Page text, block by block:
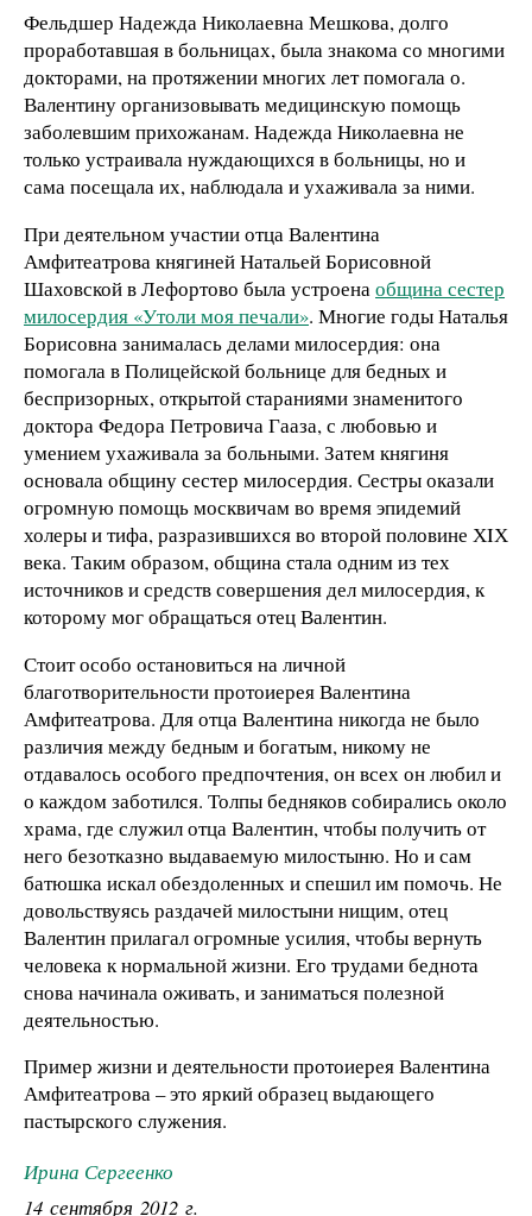
Фельдшер Надежда Николаевна Мешкова, долго
проработавшая в больницах, была знакома со многими
докторами, на протяжении многих лет помогала о.
Валентину организовывать медицинскую помощь
заболевшим прихожанам. Надежда Николаевна не
только устраивала нуждающихся в больницы, но и
сама посещала их, наблюдала и ухаживала за ними.
При деятельном участии отца Валентина
Амфитеатрова княгиней Натальей Борисовной
Шаховской в Лефортово была устроенаобщина сестер
милосердия «Утоли моя печали». Многие годы Наталья
Борисовна занималась делами милосердия: она
помогала в Полицейской больнице для бедных и
беспризорных, открытой стараниями знаменитого
доктора Федора Петровича Гааза, с любовью и
умением ухаживала за больными. Затем княгиня
основала общину сестер милосердия. Сестры оказали
огромную помощь москвичам во время эпидемий
холеры и тифа, разразившихся во второй половине ХIХ
века. Таким образом, община стала одним из тех
источников и средств совершения дел милосердия, к
которому мог обращаться отец Валентин.
Стоит особо остановиться на личной
благотворительности протоиерея Валентина
Амфитеатрова. Для отца Валентина никогда не было
различия между бедным и богатым, никому не
отдавалось особого предпочтения, он всех он любил и
о каждом заботился. Толпы бедняков собирались около
храма, где служил отца Валентин, чтобы получить от
него безотказно выдаваемую милостыню. Но и сам
батюшка искал обездоленных и спешил им помочь. Не
довольствуясь раздачей милостыни нищим, отец
Валентин прилагал огромные усилия, чтобы вернуть
человека к нормальной жизни. Его трудами беднота
снова начинала оживать, и заниматься полезной
деятельностью.
Пример жизни и деятельности протоиерея Валентина
Амфитеатрова – это яркий образец выдающего
пастырского служения.
Ирина Сергеенко
14 сентября 2012 г.